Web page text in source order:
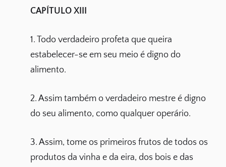
CAPÍTULO XIII
1. Todo verdadeiro profeta que queira
estabelecer-se em seu meio é digno do
alimento.
2. Assim também o verdadeiro mestre é digno
do seu alimento, como qualquer operário.
3. Assim, tome os primeiros frutos de todos os
produtos da vinha e da eira, dos bois e das